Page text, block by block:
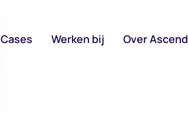
Cases Werken bij Over Ascend